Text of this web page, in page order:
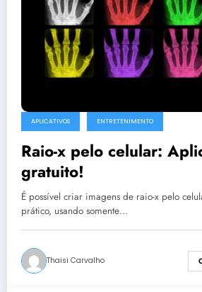
APLICATIVOS ENTRETENIMENTO
Raio-x pelo celular:
gratuito!
É possível criar imagens de raio-x pelo
prático, usando somente…
Thaisi Carvalho